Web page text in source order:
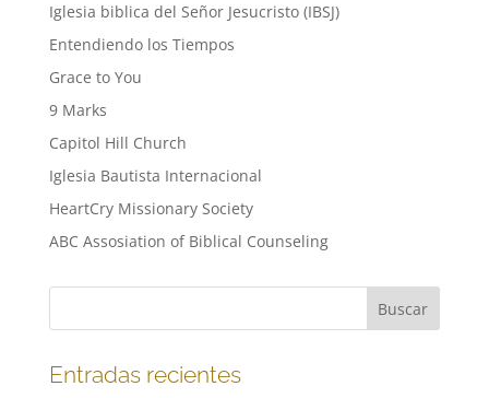
Iglesia biblica del Señor Jesucristo (IBSJ)
Entendiendo los Tiempos
Grace to You
9 Marks
Capitol Hill Church
Iglesia Bautista Internacional
HeartCry Missionary Society
ABC Assosiation of Biblical Counseling
Entradas recientes